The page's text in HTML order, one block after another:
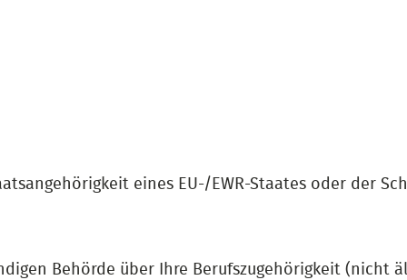
eines EU-/EWR-Staates oder der
Behörde über Ihre Berufszugehörigkeit (nicht